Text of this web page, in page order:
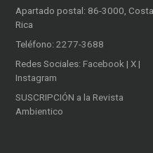
Apartado postal: 86-3000, Costa
Rica
Teléfono: 2277-3688
Redes Sociales: Facebook | X |
Instagram
SUSCRIPCIÓN a la Revista
Ambientico